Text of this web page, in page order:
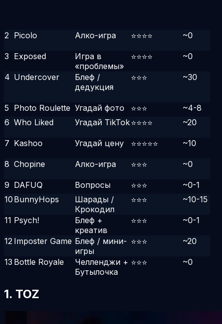
2 Picolo Алко-игра ⭐⭐⭐⭐ ~0
3 Exposed
Игра в
«проблемы»
⭐⭐⭐⭐ ~0
4 Undercover
Блеф /
дедукция
⭐⭐⭐ ~30
5 Photo Roulette Угадай фото ⭐⭐⭐
~4-8
6 Who Liked Угадай TikTok⭐⭐⭐⭐ ~20
7 Kashoo Угадай цену ⭐⭐⭐⭐⭐ ~10
8 Chopine Алко-игра ⭐⭐⭐ ~0
9 DAFUQ Вопросы ⭐⭐⭐
~0-1
10 BunnyHops
Шарады /
Крокодил
⭐⭐⭐ ~10-15
11 Psych!
Блеф +
креатив
⭐⭐⭐ ~0-1
12 Imposter Game Блеф / мини-
игры
⭐⭐⭐ ~20
13 Bottle Royale
Челленджи +
Бутылочка
⭐⭐⭐ ~0
1. TOZ